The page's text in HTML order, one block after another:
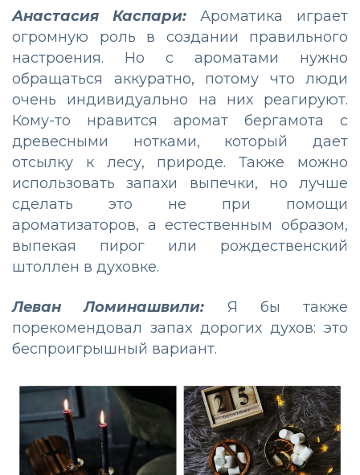
Анастасия Каспари: Ароматика играет
огромную роль в создании правильного
настроения. Но с ароматами нужно
обращаться аккуратно, потому что люди
очень индивидуально на них реагируют.
Кому-то нравится аромат бергамота с
древесными нотками, который дает
отсылку к лесу, природе. Также можно
использовать запахи выпечки, но лучше
сделать это не при помощи
ароматизаторов, а естественным образом,
выпекая пирог или рождественский
штоллен в духовке.
Леван Ломинашвили: Я бы также
порекомендовал запах дорогих духов: это
беспроигрышный вариант.